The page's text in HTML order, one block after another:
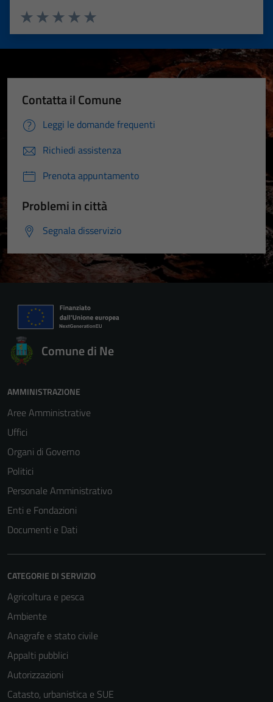
Valuta 5 stelle su 5
Valuta 4 stelle su 5
Valuta 3 stelle su 5
Valuta 2 stelle su 5
Valuta 1 stelle su 5
Contatta il Comune
Leggi le domande frequenti
Richiedi assistenza
Prenota appuntamento
Problemi in città
Segnala disservizio
Comune di Ne
AMMINISTRAZIONE
Aree Amministrative
Uffici
Organi di Governo
Politici
Personale Amministrativo
Enti e Fondazioni
Documenti e Dati
CATEGORIE DI SERVIZIO
Agricoltura e pesca
Ambiente
Anagrafe e stato civile
Appalti pubblici
Autorizzazioni
Catasto, urbanistica e SUE